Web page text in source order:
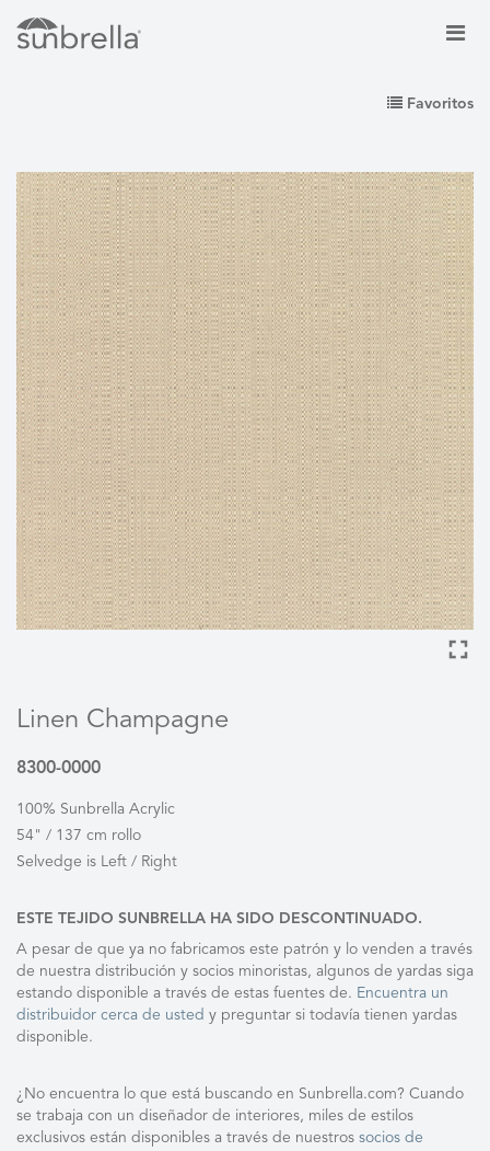
Favoritos
Linen Champagne
8300-0000
100% Sunbrella Acrylic
54" / 137 cm rollo
Selvedge is Left / Right
ESTE TEJIDO SUNBRELLA HA SIDO DESCONTINUADO.
A pesar de que ya no fabricamos este patrón y lo venden a través
de nuestra distribución y socios minoristas, algunos de yardas siga
estando disponible a través de estas fuentes de. Encuentra un
distribuidor cerca de usted y preguntar si todavía tienen yardas
disponible.
¿No encuentra lo que está buscando en Sunbrella.com? Cuando
se trabaja con un diseñador de interiores, miles de estilos
exclusivos están disponibles a través de nuestros socios de